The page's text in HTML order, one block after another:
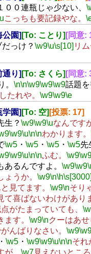
００連瓶じゃ少ない、
こっちも要記録やな。
公園] [To: ことり] [同意:
っけ？ \w9\u\s[10] リ
通り] [To: さくら] [同意:
。 \n\n\w9\w9\w9話題を
たれや。 \w9\w9\e
学園] [To: 空] [投票: 17]
生？ \w9\w9\uなんです
\w9\u\n\nわかります。
\w5・ \w5・ \w5・ \w5先
\w9\u\n\nふむ。 \w9
るんですよ。 \w9\w9
うか。 \w9\n\h\s[3000]
見てます。 \w9\nそり
て喜ばないわけがあり
がたまっていても、
す。 \w9\nクーはあせ
んばりなさい。 \w9
\w5・ \w9\w9\u\n\nそれ